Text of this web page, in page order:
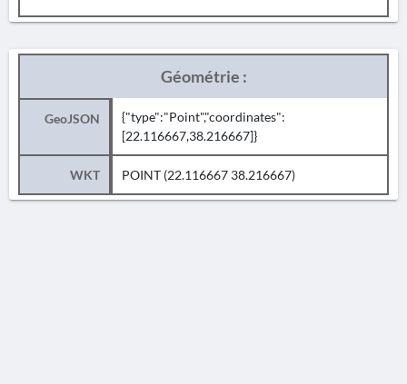
Géométrie :
GeoJSON
{"type":"Point","coordinates":
[22.116667,38.216667]}
WKT POINT (22.116667 38.216667)